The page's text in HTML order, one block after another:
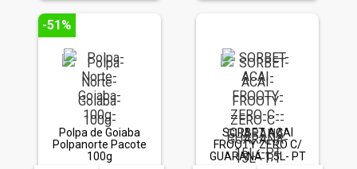
-51%
Polpa de Goiaba
Polpanorte Pacote
100g
SORBET AÇAÍ
FROOTY ZERO C/
GUARANÁ 1,5L- PT